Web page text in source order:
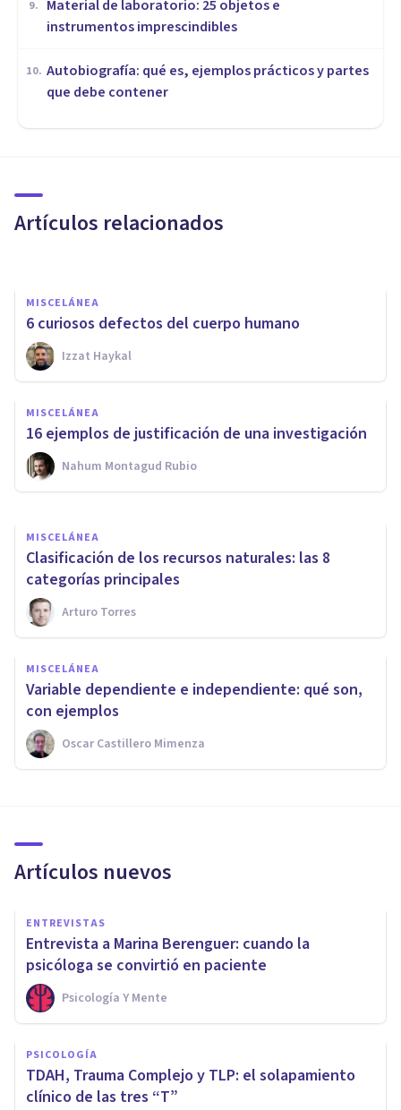
9.
Material de laboratorio: 25 objetos e
instrumentos imprescindibles
10. Autobiografía: qué es, ejemplos prácticos y partes
que debe contener
Artículos relacionados
6 ejemplos de inteligencia
sociedad
MISCELÁNEA
6 curiosos defectos del cuerpo humano
Izzat Haykal
MISCELÁNEA
16 ejemplos de justificación de una investigación
Nahum Montagud Rubio
MISCELÁNEA
Autoecología: qué es,
características y funciones
Samuel Antonio Sánchez Amador
MISCELÁNEA
Clasificación de los recursos naturales: las 8
categorías principales
Arturo Torres
MISCELÁNEA
Variable dependiente e independiente: qué son,
con ejemplos
Oscar Castillero Mimenza
Artículos nuevos
ENTREVISTAS
Entrevista a Marina Berenguer: cuando la
psicóloga se convirtió en paciente
Psicología Y Mente
PSICOLOGÍA
TDAH, Trauma Complejo y TLP: el solapamiento
clínico de las tres “T”